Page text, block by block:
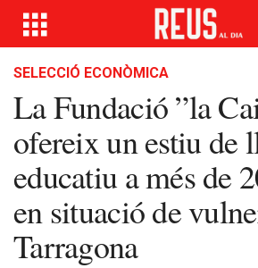
SELECCIÓ ECONÒMICA
La Fundació ”la
ofereix un estiu de
educatiu a més de
en situació de
Tarragona